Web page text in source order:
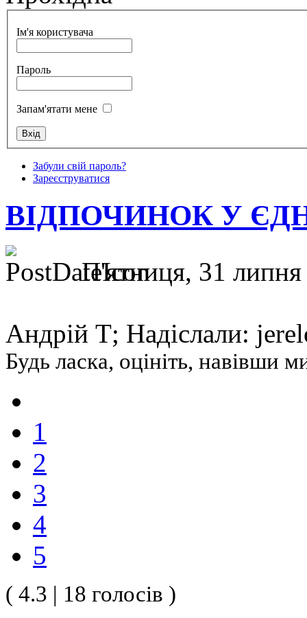
Ім'я користувача
Пароль
Запам'ятати мене
Забули свій пароль?
Зареєструватися
ВІДПОЧИНОК У
П'ятниця, 31
Андрій Т; Надіслали:
Будь ласка, оцініть, навівши
1
2
3
4
5
( 4.3 | 18 голосів )